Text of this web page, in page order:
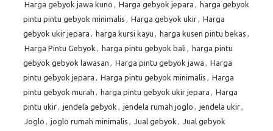
Harga gebyok jawa kuno , Harga gebyok jepara , harga gebyok
pintu pintu gebyok minimalis , Harga gebyok ukir, Harga
gebyok ukir jepara , harga kursi kayu , harga kusen pintu bekas ,
Harga Pintu Gebyok , harga pintu gebyok bali , harga pintu
gebyok gebyok lawasan , Harga pintu gebyok jawa , Harga
pintu gebyok jepara , Harga pintu gebyok minimalis , Harga
pintu gebyok murah , harga pintu gebyok ukir jepara , Harga
pintu ukir, jendela gebyok , jendela rumah joglo , jendela ukir,
Joglo , joglo rumah minimalis , Jual gebyok , Jual gebyok